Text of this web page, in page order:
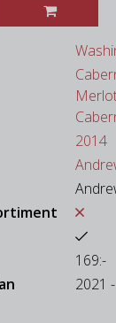
2014
169:-
2021